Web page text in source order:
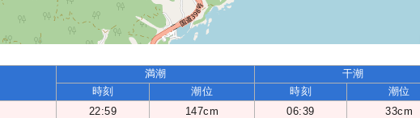
満潮 干潮
時刻 潮位 時刻
潮位
22:59 147cm 06:39 33cm